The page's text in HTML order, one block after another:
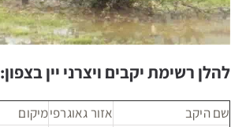
להלן רשימת יקבים ויצרני יין בצפון:
שם היקב אזור גאוגרפימיקום